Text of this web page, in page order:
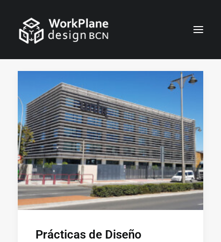
ESPAÑOL
INICIO
QUIÉNES SOMOS
NOTICIAS
SERVICIOS
TRABAJOS
CONTACTO
Prácticas de Diseño